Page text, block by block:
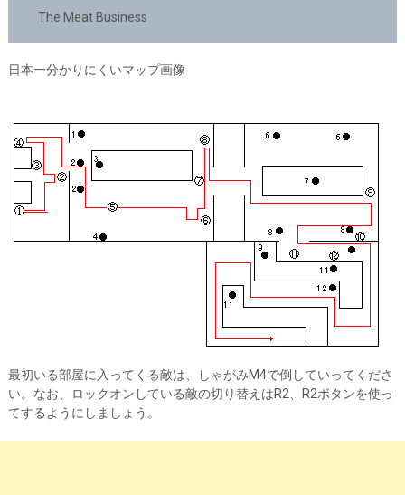
The Meat Business
日本一分かりにくいマップ画像
最初いる部屋に入ってくる敵は、しゃがみM4で倒していってくださ
い。なお、ロックオンしている敵の切り替えはR2、R2ボタンを使っ
てするようにしましょう。